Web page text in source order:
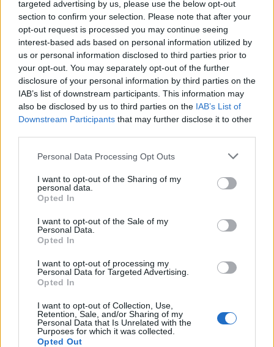
targeted advertising by us, please use the below opt-out
section to confirm your selection. Please note that after your
opt-out request is processed you may continue seeing
interest-based ads based on personal information utilized by
us or personal information disclosed to third parties prior to
your opt-out. You may separately opt-out of the further
disclosure of your personal information by third parties on the
IAB’s list of downstream participants. This information may
also be disclosed by us to third parties on the IAB’s List of
Downstream Participants that may further disclose it to other
Personal Data Processing Opt Outs
I want to opt-out of the Sharing of my
personal data.
Opted In
I want to opt-out of the Sale of my
Personal Data.
Opted In
I want to opt-out of processing my
Personal Data for Targeted Advertising.
Opted In
I want to opt-out of Collection, Use,
Retention, Sale, and/or Sharing of my
Personal Data that Is Unrelated with the
Purposes for which it was collected.
Opted Out
ΕΓΓΡΑΦΗ
Social Media
Η εταιρεία
Διεθνής Παρουσία
Κοινωνική Ευθύνη